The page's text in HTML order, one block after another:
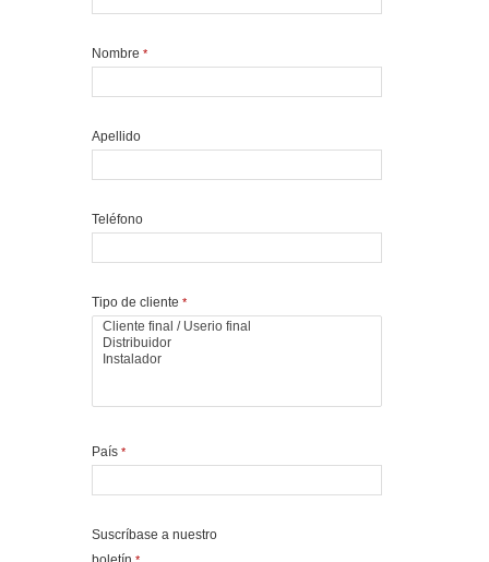
Nombre *
Apellido
Teléfono
Tipo de cliente *
País *
Suscríbase a nuestro